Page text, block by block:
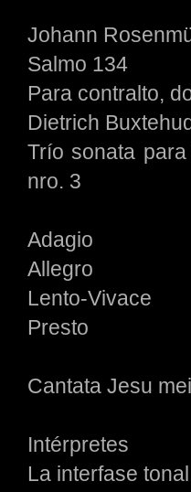
Johann
Salmo 134
Para contralto,
Dietrich
Trío sonata
nro. 3
Adagio
Allegro
Lento-Vivace
Presto
Cantata Jesu
Intérpretes
La interfase